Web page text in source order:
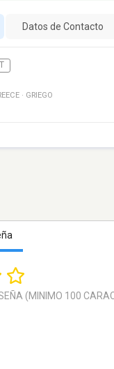
Datos de Contacto
· GRIEGO